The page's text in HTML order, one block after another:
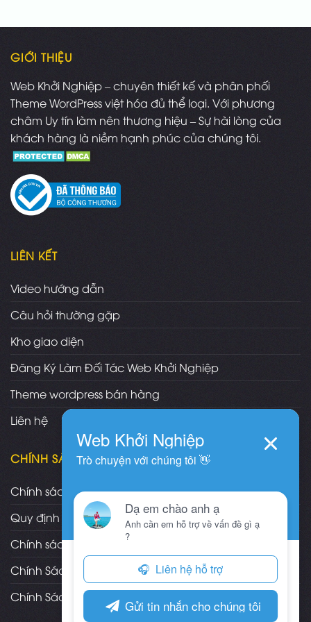
GIỚI THIỆU
Web Khởi Nghiệp – chuyên thiết kế và phân phối
Theme WordPress việt hóa đủ thể loại. Với phương
châm Uy tín làm nên thương hiệu – Sự hài lòng của
khách hàng là niềm hạnh phúc của chúng tôi.
LIÊN KẾT
Video hướng dẫn
Câu hỏi thường gặp
Kho giao diện
Đăng Ký Làm Đối Tác Web Khởi Nghiệp
Theme wordpress bán hàng
Liên hệ
CHÍNH SÁCH
Chính sách và quy định chung
Quy định và hình thức thanh toán
Chính sách vận chuyển/giao nhận/cài đặt
Chính Sách Bảo Hành, Bảo Trì Theme
Chính Sách Đổi Trả, Hoàn Tiền Sản Phẩm